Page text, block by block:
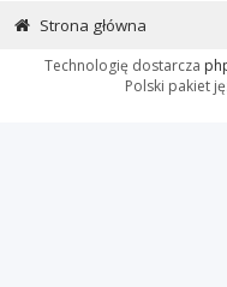
Strona główna
Technologię dostarcza
Polski pakiet